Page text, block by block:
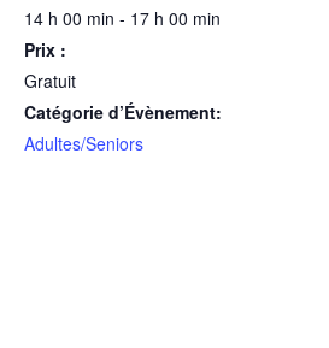
14 h 00 min - 17 h 00 min
Prix :
Gratuit
Catégorie d’Évènement:
Adultes/Seniors